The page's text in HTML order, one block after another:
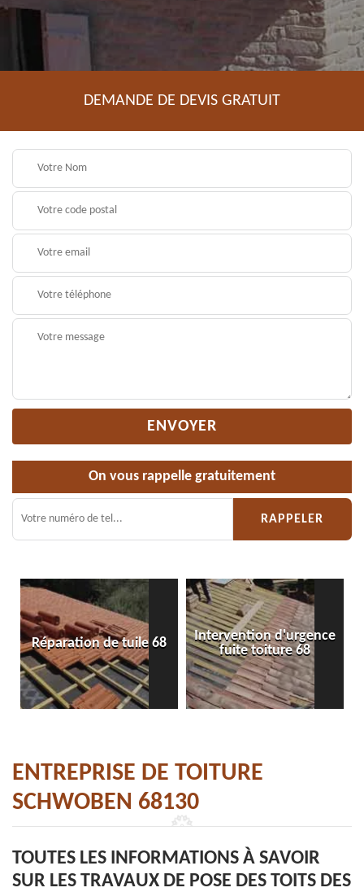
DEMANDE DE DEVIS GRATUIT
On vous rappelle gratuitement
Réparation de tuile 68
Intervention d'urgence
fuite toiture 68
ENTREPRISE DE TOITURE
SCHWOBEN 68130
TOUTES LES INFORMATIONS À SAVOIR
SUR LES TRAVAUX DE POSE DES TOITS DES